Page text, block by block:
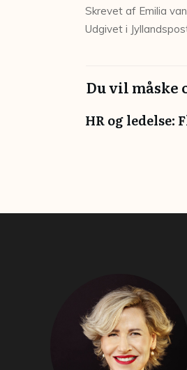
Skrevet af Emilia
Udgivet i
Du vil måske
HR og ledelse: